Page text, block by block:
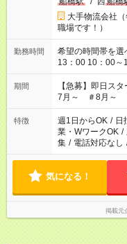
大手物流会社
職場です！）
勤務時間
希望の時間帯を選
13：00 10：00～
シフト例：8時間
22：00～翌6：
期間
【急募】即日ス
7月～ ＃8月～
特徴 週1日からOK / 日
業・WワークOK /
集 / 電話対応なし
気になる！
掲載元